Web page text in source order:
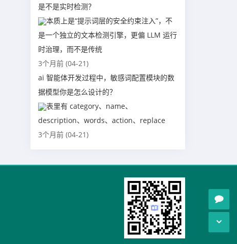
是不是实时检测？
本质上是“提示词层的安全约束注入”，不
是一个独立的文本检测引擎，更偏 LLM 运行
时治理，而不是传统
3个月前 (04-21)
ai 智能体开发过程中，敏感词配置模块的数
据模型你是怎么设计的？
表里有 category、name、
description、words、action、replace
3个月前 (04-21)